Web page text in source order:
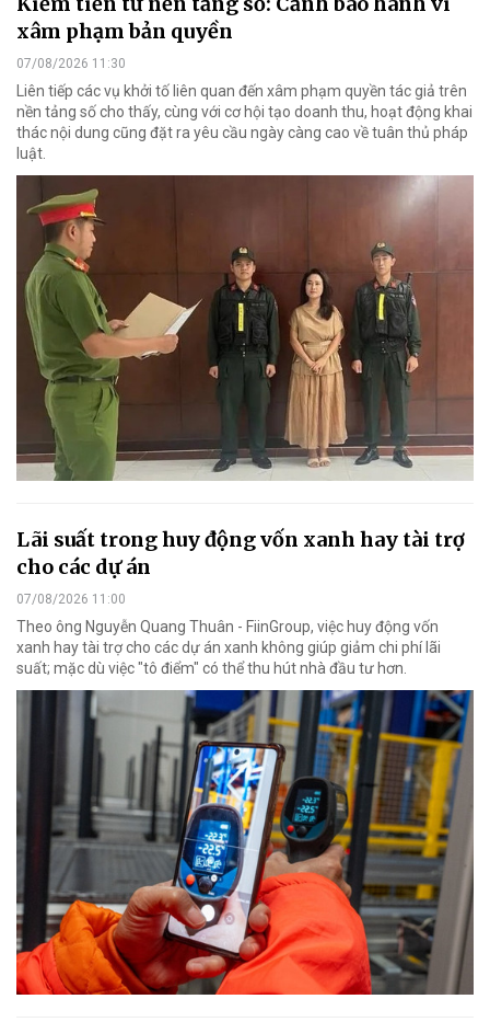
xâm phạm bản quyền
07/08/2026 11:30
Liên tiếp các vụ khởi tố liên quan đến xâm phạm quyền tác giả trên
nền tảng số cho thấy, cùng với cơ hội tạo doanh thu, hoạt động khai
thác nội dung cũng đặt ra yêu cầu ngày càng cao về tuân thủ pháp
luật.
Lãi suất trong huy động vốn xanh hay tài trợ
cho các dự án
07/08/2026 11:00
Theo ông Nguyễn Quang Thuân - FiinGroup, việc huy động vốn
xanh hay tài trợ cho các dự án xanh không giúp giảm chi phí lãi
suất; mặc dù việc "tô điểm" có thể thu hút nhà đầu tư hơn.